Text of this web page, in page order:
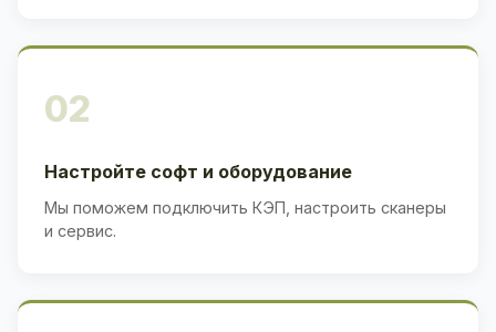
02
Настройте софт и оборудование
Мы поможем подключить КЭП, настроить сканеры
и сервис.